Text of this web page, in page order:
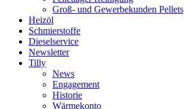
Groß- und Gewerbekunden Pellets
Heizöl
Schmierstoffe
Dieselservice
Newsletter
Tilly
News
Engagement
Historie
Wärmekonto